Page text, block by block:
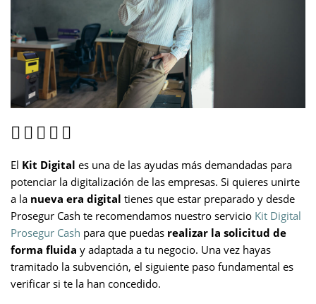
El Kit Digital es una de las ayudas más demandadas para
potenciar la digitalización de las empresas. Si quieres unirte
a la nueva era digital tienes que estar preparado y desde
Prosegur Cash te recomendamos nuestro servicio Kit Digital
Prosegur Cash para que puedas realizar la solicitud de
forma fluida y adaptada a tu negocio. Una vez hayas
tramitado la subvención, el siguiente paso fundamental es
verificar si te la han concedido.